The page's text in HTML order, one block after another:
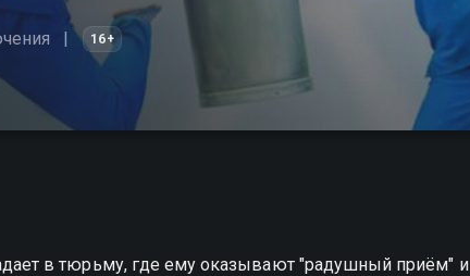
16+
в тюрьму, где ему оказывают "радушный приём" и